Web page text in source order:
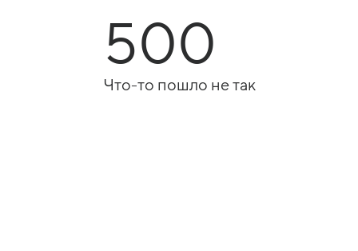
500
Что-то пошло не так